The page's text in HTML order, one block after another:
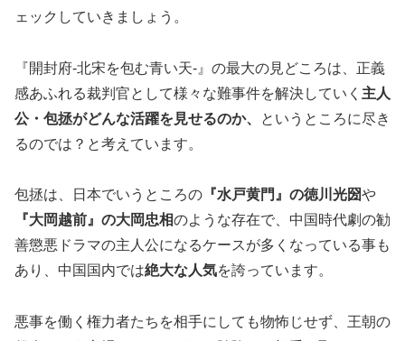
ェックしていきましょう。
『開封府-北宋を包む青い天-』の最大の見どころは、正義
感あふれる裁判官として様々な難事件を解決していく 主人
公・包拯がどんな活躍を見せるのか、
というところに尽き
るのでは？と考えています。
包拯は、日本でいうところの 『水戸黄門』の徳川光圀や
『大岡越前』の大岡忠相のような存在で、中国時代劇の勧
善懲悪ドラマの主人公になるケースが多くなっている事も
あり、中国国内では絶大な人気を誇っています。
悪事を働く権力者たちを相手にしても物怖じせず、王朝の